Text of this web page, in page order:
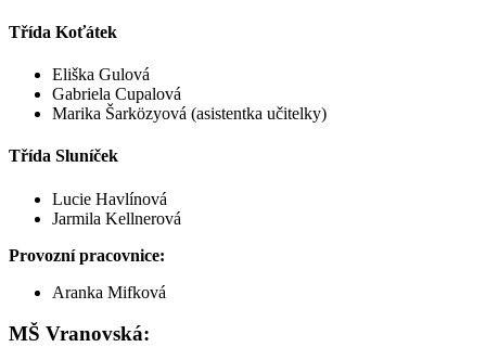
Třída Koťátek
Eliška Gulová
Gabriela Cupalová
Marika Šarközyová (asistentka učitelky)
Třída Sluníček
Lucie Havlínová
Jarmila Kellnerová
Provozní pracovnice:
Aranka Mifková
MŠ Vranovská: